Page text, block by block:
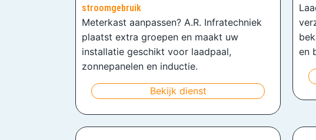
stroomgebruik
Meterkast aanpassen? A.R. Infratechniek
plaatst extra groepen en maakt uw
installatie geschikt voor laadpaal,
zonnepanelen en inductie.
Bekijk dienst
en